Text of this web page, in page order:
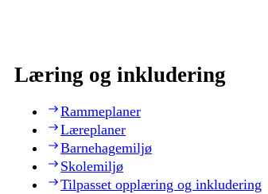
Læring og inkludering
Rammeplaner
Læreplaner
Barnehagemiljø
Skolemiljø
Tilpasset opplæring og inkludering